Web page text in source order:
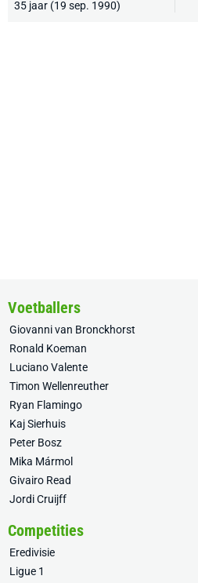
35 jaar (19 sep. 1990)
Voetballers
Giovanni van Bronckhorst
Ronald Koeman
Luciano Valente
Timon Wellenreuther
Ryan Flamingo
Kaj Sierhuis
Peter Bosz
Mika Mármol
Givairo Read
Jordi Cruijff
Competities
Eredivisie
Ligue 1